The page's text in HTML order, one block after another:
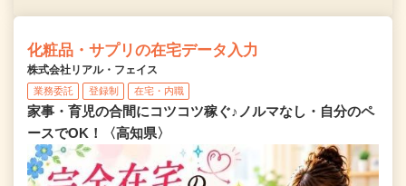
化粧品・サプリの在宅データ入力
株式会社リアル・フェイス
業務委託 登録制 在宅・内職
家事・育児の合間にコツコツ稼ぐ♪ノルマなし・自分のペ
ースでOK！〈高知県〉